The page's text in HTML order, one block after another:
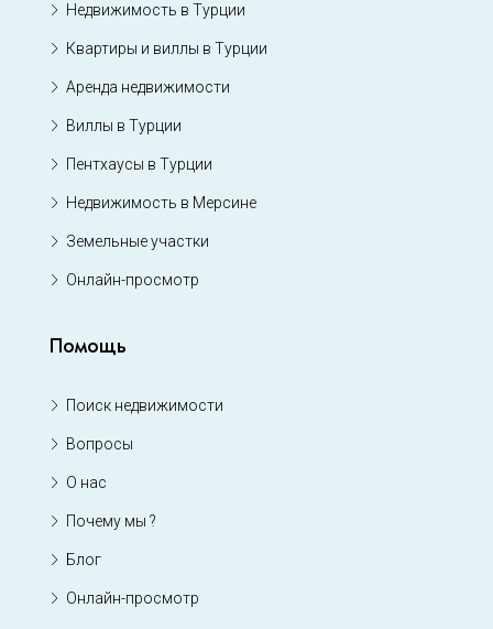
Недвижимость в Турции
Квартиры и виллы в Турции
Аренда недвижимости
Виллы в Турции
Пентхаусы в Турции
Недвижимость в Мерсине
Земельные участки
Онлайн-просмотр
Помощь
Поиск недвижимости
Вопросы
О нас
Почему мы ?
Блог
Онлайн-просмотр